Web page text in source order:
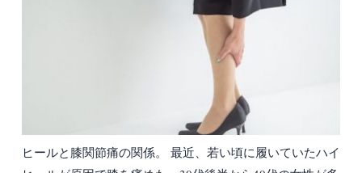
ヒールと膝関節痛の関係。 最近、若い頃に履いていたハイ